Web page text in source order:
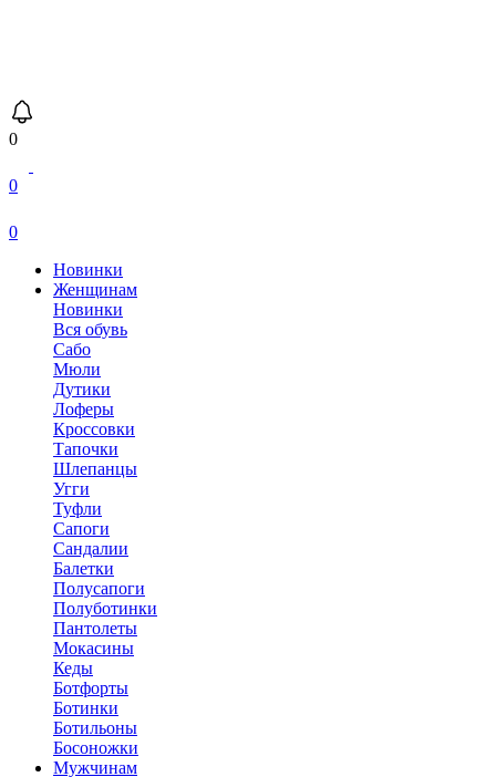
0
0
0
Новинки
Женщинам
Новинки
Вся обувь
Сабо
Мюли
Дутики
Лоферы
Кроссовки
Тапочки
Шлепанцы
Угги
Туфли
Сапоги
Сандалии
Балетки
Полусапоги
Полуботинки
Пантолеты
Мокасины
Кеды
Ботфорты
Ботинки
Ботильоны
Босоножки
Мужчинам